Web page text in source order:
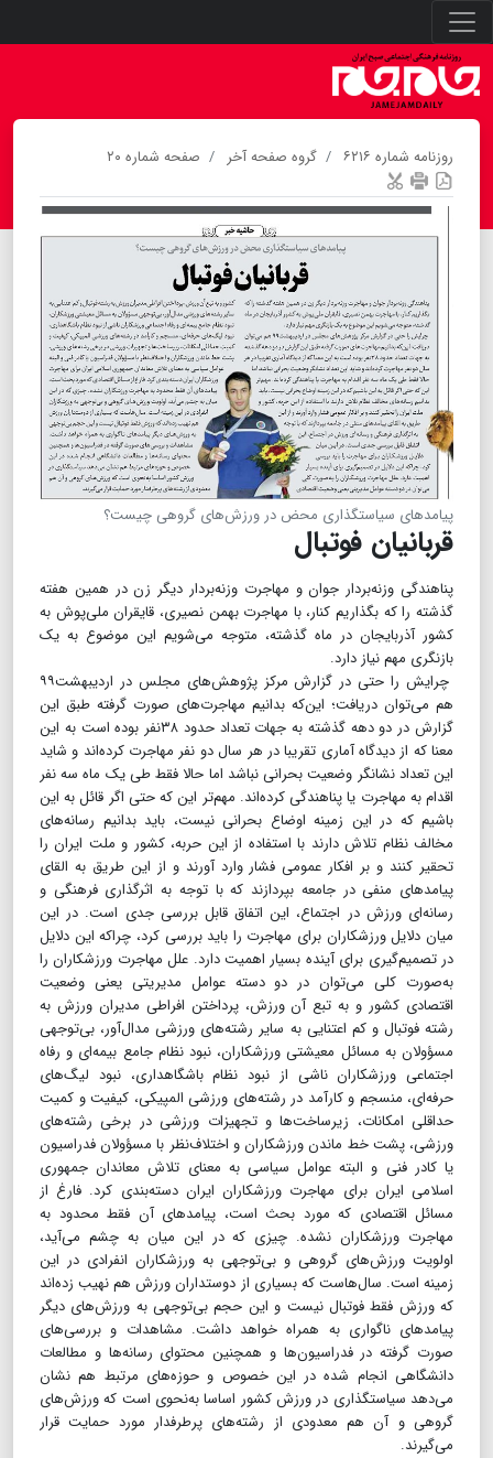
روزنامه شماره ۶۲۱۶ گروه صفحه آخر صفحه شماره ۲۰
پیامدهای سیاستگذاری محض در ورزش‌های گروهی چیست؟
قربانیان فوتبال
پناهندگی وزنه‌بردار جوان و مهاجرت وزنه‌بردار دیگر زن در همین هفته
گذشته را که بگذاریم کنار، با مهاجرت بهمن نصیری، قایقران ملی‌پوش به
کشور آذربایجان در ماه گذشته، متوجه می‌شویم این موضوع به یک
بازنگری مهم نیاز دارد.
چرایش را حتی در گزارش مرکز پژوهش‌های مجلس در اردیبهشت۹۹
هم می‌توان دریافت؛ این‌که بدانیم مهاجرت‌های صورت گرفته طبق این
گزارش در دو دهه گذشته به جهات تعداد حدود ۳۸نفر بوده است به این
معنا که از دیدگاه آماری تقریبا در هر سال دو نفر مهاجرت کرده‌اند و شاید
این تعداد نشانگر وضعیت بحرانی نباشد اما حالا فقط طی یک ماه سه نفر
اقدام به مهاجرت یا پناهندگی کرده‌اند. مهم‌تر این که حتی اگر قائل به این
باشیم که در این زمینه اوضاع بحرانی نیست، باید بدانیم رسانه‌های
مخالف نظام تلاش دارند با استفاده از این حربه، کشور و ملت ایران را
تحقیر کنند و بر افکار عمومی فشار وارد آورند و از این طریق به القای
پیامدهای منفی در جامعه بپردازند که با توجه به اثرگذاری فرهنگی و
رسانه‌ای ورزش در اجتماع، این اتفاق قابل بررسی جدی است. در این
میان دلایل ورزشکاران برای مهاجرت را باید بررسی کرد، چراکه این دلایل
در تصمیم‌گیری برای آینده بسیار اهمیت دارد. علل مهاجرت ورزشکاران را
به‌صورت کلی می‌توان در دو دسته عوامل مدیریتی یعنی وضعیت
اقتصادی کشور و به تبع آن ورزش، پرداختن افراطی مدیران ورزش به
رشته فوتبال و کم اعتنایی به سایر رشته‌های ورزشی مدال‌آور، بی‌توجهی
مسؤولان به مسائل معیشتی ورزشکاران، نبود نظام جامع بیمه‌ای و رفاه
اجتماعی ورزشکاران ناشی از نبود نظام باشگاهداری، نبود لیگ‌های
حرفه‌ای، منسجم و کارآمد در رشته‌های ورزشی المپیکی، کیفیت و کمیت
حداقلی امکانات، زیرساخت‌ها و تجهیزات ورزشی در برخی رشته‌های
ورزشی، پشت خط ماندن ورزشکاران و اختلاف‌نظر با مسؤولان فدراسیون
یا کادر فنی و البته عوامل سیاسی به معنای تلاش معاندان جمهوری
اسلامی ایران برای مهاجرت ورزشکاران ایران دسته‌بندی کرد. فارغ از
مسائل اقتصادی که مورد بحث است، پیامدهای آن فقط محدود به
مهاجرت ورزشکاران نشده. چیزی که در این میان به چشم می‌آید،
اولویت ورزش‌های گروهی و بی‌توجهی به ورزشکاران انفرادی در این
زمینه است. سال‌هاست که بسیاری از دوستداران ورزش هم نهیب زده‌اند
که ورزش فقط فوتبال نیست و این حجم بی‌توجهی به ورزش‌های دیگر
پیامدهای ناگواری به همراه خواهد داشت. مشاهدات و بررسی‌های
صورت گرفته در فدراسیون‌ها و همچنین محتوای رسانه‌ها و مطالعات
دانشگاهی انجام شده در این خصوص و حوزه‌های مرتبط هم نشان
می‌دهد سیاستگذاری در ورزش کشور اساسا به‌نحوی است که ورزش‌های
گروهی و آن هم معدودی از رشته‌های پرطرفدار مورد حمایت قرار
می‌گیرند.